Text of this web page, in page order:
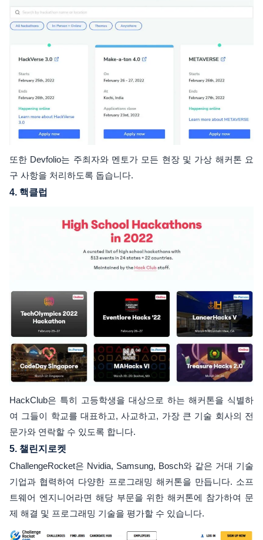
또한 Devfolio는 주최자와 멘토가 모든 현장 및 가상 해커톤 요
구 사항을 처리하도록 돕습니다.
4. 핵클럽
HackClub은 특히 고등학생을 대상으로 하는 해커톤을 식별하
여 그들이 학교를 대표하고, 사교하고, 가장 큰 기술 회사의 전
문가와 연락할 수 있도록 합니다.
5. 챌린지로켓
ChallengeRocket은 Nvidia, Samsung, Bosch와 같은 거대 기술
기업과 협력하여 다양한 프로그래밍 해커톤을 만듭니다. 소프
트웨어 엔지니어라면 해당 부문을 위한 해커톤에 참가하여 문
제 해결 및 프로그래밍 기술을 평가할 수 있습니다.